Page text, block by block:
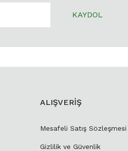
KAYDOL
ALIŞVERİŞ
Mesafeli Satış Sözleşmesi
Gizlilik ve Güvenlik